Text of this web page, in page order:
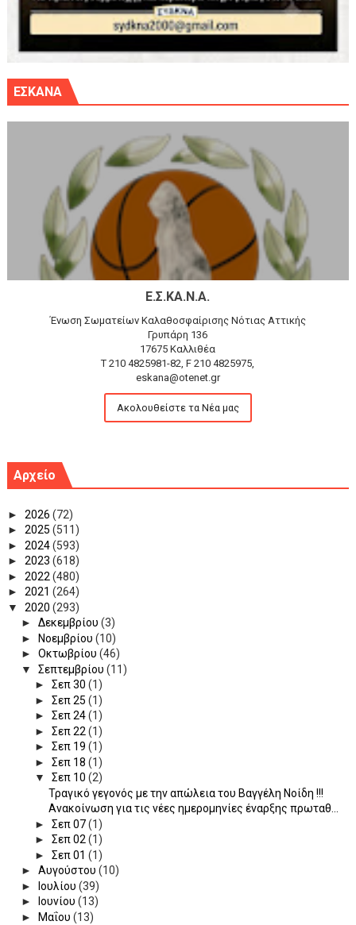
ΕΣΚΑΝΑ
Ε.Σ.ΚΑ.Ν.Α.
Ένωση Σωματείων Καλαθοσφαίρισης Νότιας Αττικής
Γρυπάρη 136
17675 Καλλιθέα
T 210 4825981-82, F 210 4825975,
eskana@otenet.gr
Ακολουθείστε τα Νέα μας
Αρχείο
► 2026 (72)
► 2025 (511)
► 2024(593)
► 2023 (618)
► 2022 (480)
► 2021 (264)
▼ 2020 (293)
► Δεκεμβρίου (3)
►
Νοεμβρίου (10)
► Οκτωβρίου (46)
▼ Σεπτεμβρίου (11)
► Σεπ 30 (1)
► Σεπ 25 (1)
► Σεπ 24(1)
► Σεπ 22 (1)
► Σεπ 19 (1)
► Σεπ 18 (1)
▼ Σεπ 10 (2)
Τραγικό γεγονός με την απώλεια του Βαγγέλη Νοίδη !!!
Ανακοίνωση για τις νέες ημερομηνίες έναρξης πρωταθ...
► Σεπ 07(1)
► Σεπ 02(1)
► Σεπ 01 (1)
► Αυγούστου (10)
►
Ιουλίου (39)
►
Ιουνίου (13)
►
Μαΐου (13)